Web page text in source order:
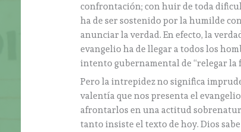
confrontación; con huir de toda
ha de ser sostenido por la humilde
anunciar la verdad. En efecto, la
evangelio ha de llegar a todos los
intento gubernamental de “relegar la
Pero la intrepidez no significa
valentía que nos presenta el
afrontarlos en una actitud
tanto insiste el texto de hoy. Dios